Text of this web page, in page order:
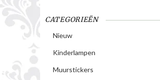
CATEGORIEËN
Nieuw
Kinderlampen
Muurstickers